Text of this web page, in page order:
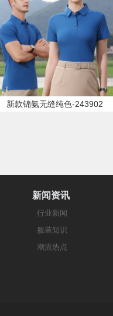
新款锦氨无缝纯色-243902
新闻资讯
行业新闻
服装知识
潮流热点